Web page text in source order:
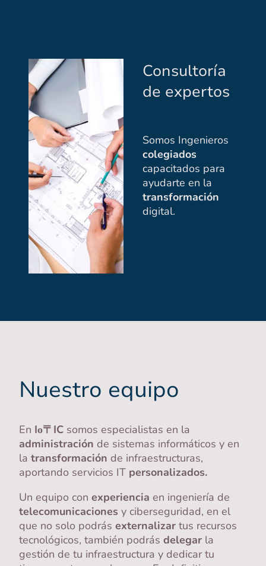
Consultoría
de expertos
Somos Ingenieros
colegiados
capacitados para
ayudarte en la
transformación
digital.
Nuestro equipo
En Iο〒IC somos especialistas en la
administración de sistemas informáticos y en
la transformación de infraestructuras,
aportando servicios IT personalizados.
Un equipo con experiencia en ingeniería de
telecomunicaciones y ciberseguridad, en el
que no solo podrás externalizar tus recursos
tecnológicos, también podrás delegar la
gestión de tu infraestructura y dedicar tu